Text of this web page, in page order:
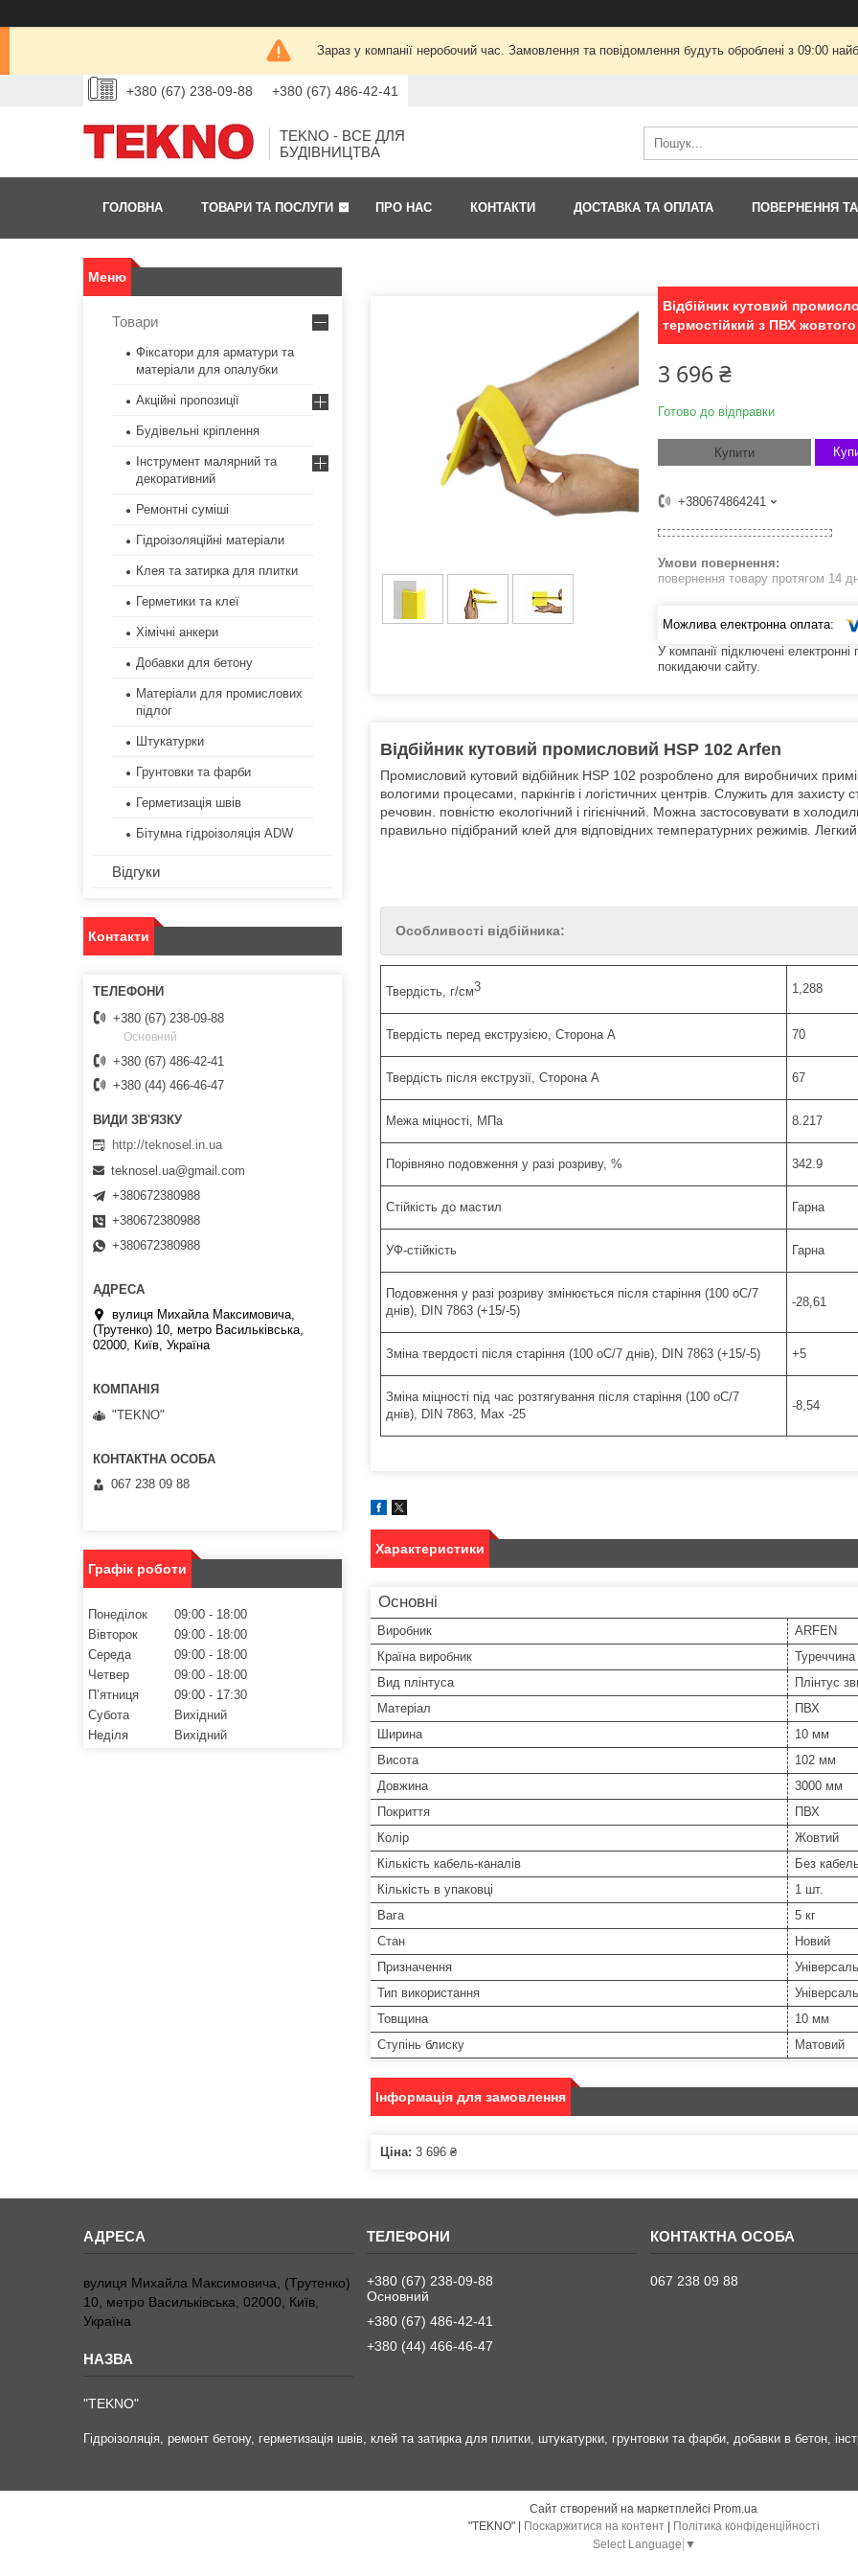
Зараз у компанії неробочий час. Замовлення та повідомлення будуть оброблені з 09:00
+380 (67) 238-09-88 +380 (67) 486-42-41
TEKNO - ВСЕ ДЛЯ
БУДІВНИЦТВА
ГОЛОВНА ТОВАРИ ТА ПОСЛУГИ ПРО НАС КОНТАКТИ ДОСТАВКА ТА ОПЛАТА ПОВЕРНЕННЯ
Відбійник кутовий
термостійкий з ПВХ
3 696 ₴
Готово до відправки
Купити
+380674864241
повернення товару протягом 14
У компанії підключені
покидаючи сайту.
Відбійник кутовий промисловий HSP 102 Arfen
Промисловий кутовий відбійник HSP 102 розроблено для виробничих
вологими процесами, паркінгів і логістичних центрів. Служить для захисту
речовин. повністю екологічний і гігієнічний. Можна застосовувати в
правильно підібраний клей для відповідних температурних режимів. Легкий
Особливості відбійника:
Твердість, г/см3 1,288
Твердість перед екструзією, Сторона A 70
Твердість після екструзії, Сторона A 67
Межа міцності, MПa 8.217
Порівняно подовження у разі розриву, % 342.9
Стійкість до мастил Гарна
УФ-стійкість Гарна
Подовження у разі розриву змінюється після старіння (100 oC/7
днів), DIN 7863 (+15/-5)
-28,61
Зміна твердості після старіння (100 oC/7 днів), DIN 7863 (+15/-5) +5
Зміна міцності під час розтягування після старіння (100 oC/7
днів), DIN 7863, Max -25
-8,54
Характеристики
Основні
Виробник
ARFEN
Країна виробник
Туреччина
Вид плінтуса
Плінтус
Матеріал
ПВХ
Ширина
10 мм
Висота
102 мм
Довжина
3000 мм
Покриття
ПВХ
Колір
Жовтий
Кількість кабель-каналів
Без
Кількість в упаковці
1 шт.
Вага
5 кг
Стан
Новий
Призначення
Тип використання
Товщина
10 мм
Ступінь блиску
Матовий
Інформація для замовлення
Ціна: 3 696 ₴
Товари
Фіксатори для арматури та
матеріали для опалубки
Акційні пропозиції
Будівельні кріплення
Інструмент малярний та
декоративний
Ремонтні суміші
Гідроізоляційні матеріали
Клея та затирка для плитки
Герметики та клеї
Хімічні анкери
Добавки для бетону
Матеріали для промислових
підлог
Штукатурки
Грунтовки та фарби
Герметизація швів
Бітумна гідроізоляція ADW
Відгуки
Контакти
+380 (67) 238-09-88
Основний
+380 (67) 486-42-41
+380 (44) 466-46-47
http://teknosel.in.ua
teknosel.ua@gmail.com
+380672380988
+380672380988
+380672380988
вулиця Михайла Максимовича,
(Трутенко) 10, метро Васильківська,
02000, Київ, Україна
"TEKNO"
067 238 09 88
Графік роботи
Понеділок 09:00
18:00
Вівторок
09:00
18:00
Середа
09:00
18:00
Четвер
09:00
18:00
Пʼятниця
09:00
17:30
Субота
Вихідний
Неділя
Вихідний
вулиця Михайла Максимовича, (Трутенко)
10, метро Васильківська, 02000, Київ,
Україна
"TEKNO"
+380 (67) 238-09-88
Основний
+380 (67) 486-42-41
+380 (44) 466-46-47
067 238 09 88
Гідроізоляція, ремонт бетону, герметизація швів, клей та затирка для плитки, штукатурки, грунтовки та фарби, добавки в бетон,
Сайт створений на маркетплейсі Prom.ua
"TEKNO" | Поскаржитися на контент | Політика конфіденційності
Select Language ▼